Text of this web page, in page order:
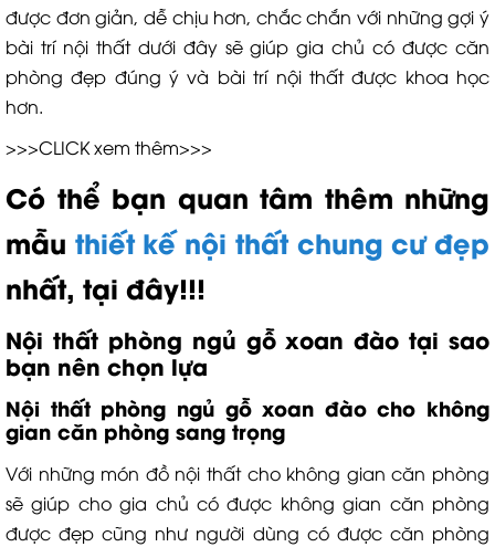
được đơn giản, dễ chịu hơn, chắc chắn với những gợi ý
bài trí nội thất dưới đây sẽ giúp gia chủ có được căn
phòng đẹp đúng ý và bài trí nội thất được khoa học
hơn.
>>>CLICK xem thêm>>>
Có thể bạn quan tâm thêm những
mẫu thiết kế nội thất chung cư đẹp
nhất, tại đây!!!
Nội thất phòng ngủ gỗ xoan đào tại sao
bạn nên chọn lựa
Nội thất phòng ngủ gỗ xoan đào cho không
gian căn phòng sang trọng
Với những món đồ nội thất cho không gian căn phòng
sẽ giúp cho gia chủ có được không gian căn phòng
được đẹp cũng như người dùng có được căn phòng